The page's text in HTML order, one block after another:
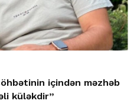
içindən məzhəb
küləkdir”